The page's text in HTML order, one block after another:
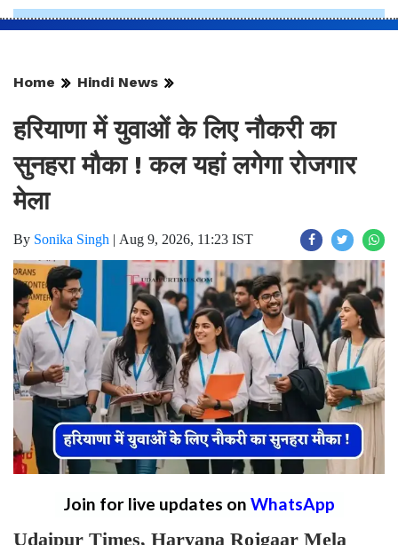
Home Hindi News
हरियाणा में युवाओं के लिए नौकरी का
सुनहरा मौका ! कल यहां लगेगा रोजगार
मेला
By Sonika Singh | Aug 9, 2026, 11:23 IST
Join for live updates on WhatsApp
Udaipur Times, Haryana Rojgaar Mela